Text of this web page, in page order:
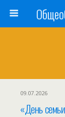
09.07.2026
«День